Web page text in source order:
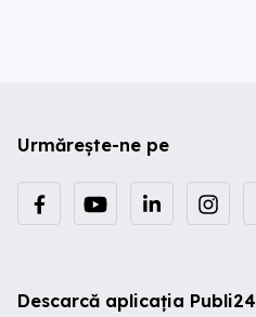
Urmărește-ne pe
Descarcă aplicația Publi24